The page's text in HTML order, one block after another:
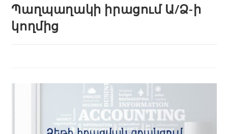
Պաղպաղակի իրացում Ա/Ձ-ի
կողմից